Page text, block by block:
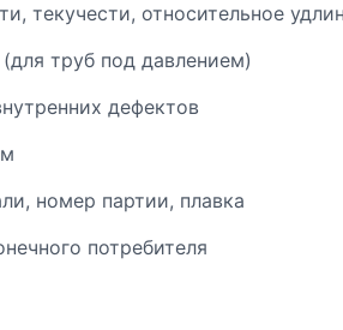
текучести, относительное
труб под давлением)
дефектов
номер партии, плавка
потребителя